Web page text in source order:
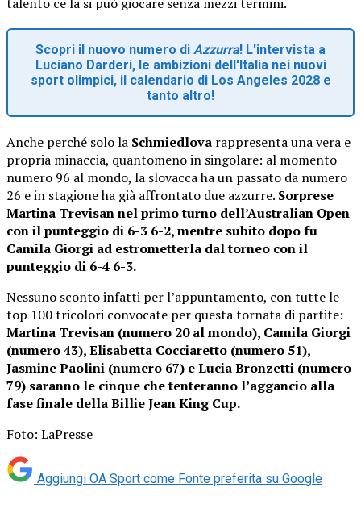
Scopri il nuovo numero di Azzurra! L'intervista a
Luciano Darderi, le ambizioni dell'Italia nei nuovi
sport olimpici, il calendario di Los Angeles 2028 e
tanto altro!
Anche perché solo la Schmiedlova rappresenta una vera e
propria minaccia, quantomeno in singolare: al momento
numero 96 al mondo, la slovacca ha un passato da numero
26 e in stagione ha già affrontato due azzurre. Sorprese
Martina Trevisan nel primo turno dell’Australian Open
con il punteggio di 6-3 6-2, mentre subito dopo fu
Camila Giorgi ad estrometterla dal torneo con il
punteggio di 6-4 6-3.
Nessuno sconto infatti per l’appuntamento, con tutte le
top 100 tricolori convocate per questa tornata di partite:
Martina Trevisan (numero 20 al mondo), Camila Giorgi
(numero 43), Elisabetta Cocciaretto (numero 51),
Jasmine Paolini (numero 67) e Lucia Bronzetti (numero
79) saranno le cinque che tenteranno l’aggancio alla
fase finale della Billie Jean King Cup.
Foto: LaPresse
Aggiungi OA Sport come Fonte preferita su Google